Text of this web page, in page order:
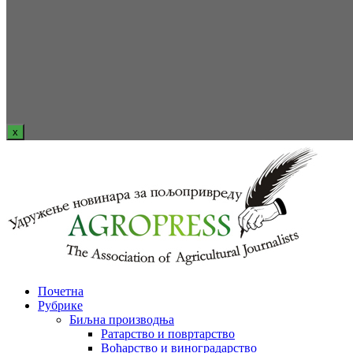
x
Почетна
Рубрике
Биљна производња
Ратарство и повртарство
Воћарство и виноградарство